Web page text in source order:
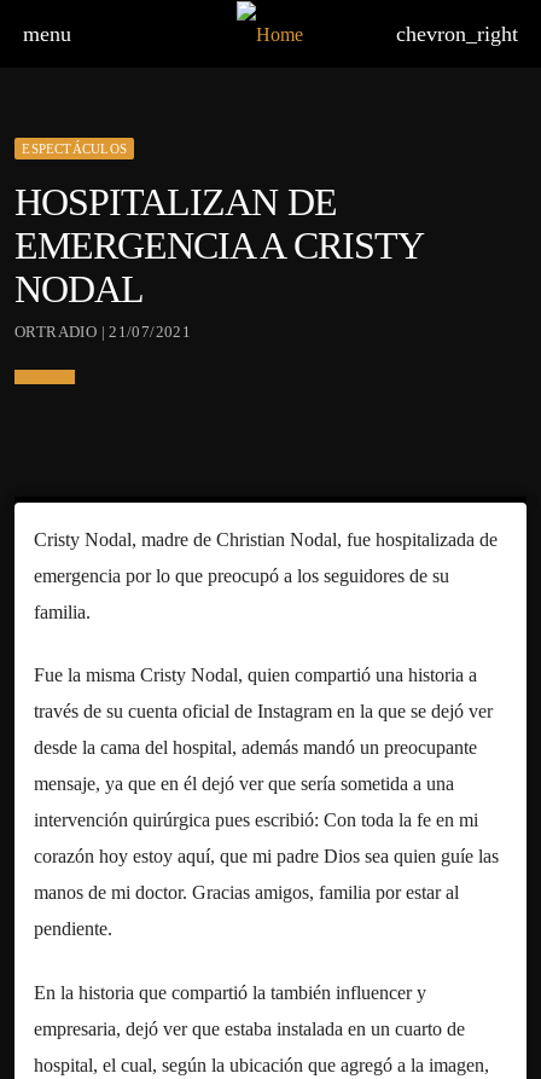
menu chevron_right
ESPECTÁCULOS
HOSPITALIZAN DE
EMERGENCIA A CRISTY
NODAL
ORTRADIO | 21/07/2021
Cristy Nodal, madre de Christian Nodal, fue hospitalizada de
emergencia por lo que preocupó a los seguidores de su
familia.
Fue la misma Cristy Nodal, quien compartió una historia a
través de su cuenta oficial de Instagram en la que se dejó ver
desde la cama del hospital, además mandó un preocupante
mensaje, ya que en él dejó ver que sería sometida a una
intervención quirúrgica pues escribió: Con toda la fe en mi
corazón hoy estoy aquí, que mi padre Dios sea quien guíe las
manos de mi doctor. Gracias amigos, familia por estar al
pendiente.
En la historia que compartió la también influencer y
empresaria, dejó ver que estaba instalada en un cuarto de
hospital, el cual, según la ubicación que agregó a la imagen,